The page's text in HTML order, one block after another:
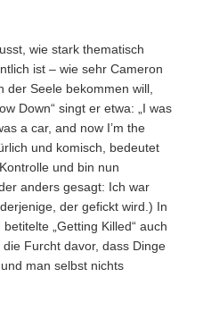
wie stark thematisch
ist – wie sehr Cameron
der Seele bekommen will,
Down“ singt er etwa: „I was
a car, and now I’m the
und komisch, bedeutet
und bin nun
anders gesagt: Ich war
der gefickt wird.) In
„Getting Killed“ auch
Furcht davor, dass Dinge
man selbst nichts